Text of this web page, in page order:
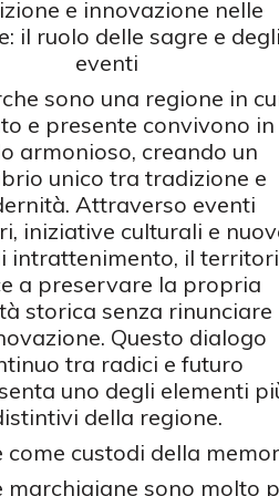
e innovazione nelle
il ruolo delle sagre e degli
eventi
sono una regione in
e presente convivono in
armonioso, creando un
unico tra tradizione e
Attraverso eventi
iniziative culturali e
intrattenimento, il
a preservare la propria
storica senza rinunciare
Questo dialogo
tra radici e futuro
uno degli elementi
della regione.
come custodi della
marchigiane sono molto